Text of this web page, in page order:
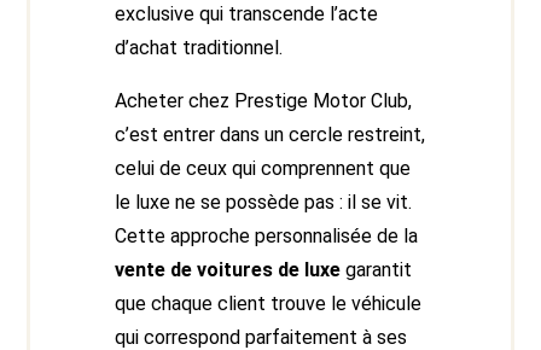
exclusive qui transcende l’acte
d’achat traditionnel.
Acheter chez Prestige Motor Club,
c’est entrer dans un cercle restreint,
celui de ceux qui comprennent que
le luxe ne se possède pas : il se vit.
Cette approche personnalisée de la
vente de voitures de luxe garantit
que chaque client trouve le véhicule
qui correspond parfaitement à ses